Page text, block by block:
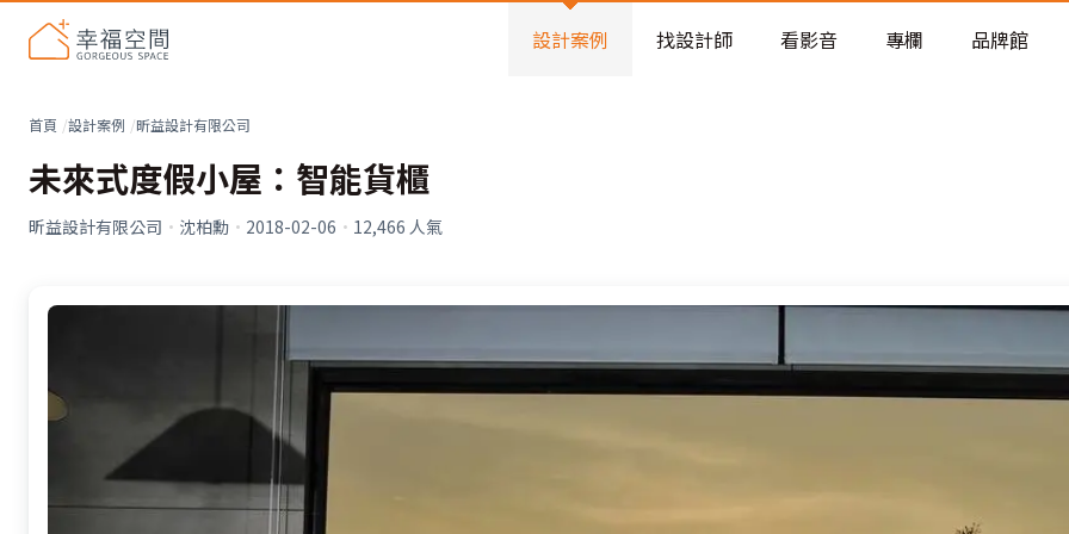
老屋預算分配與高 CP 值煥新術
設計案例 找設計師 看影音 專欄 品牌館
首頁 設計案例 昕益設計有限公司
未來式度假小屋：智能貨櫃
昕益設計有限公司 · 沈柏勳 · 2018-02-06 · 12,466 人氣